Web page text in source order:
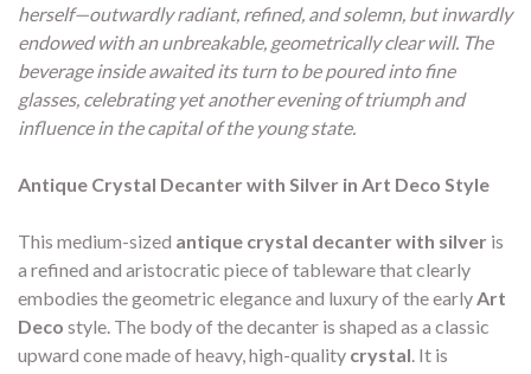
herself—outwardly radiant, refined, and solemn, but inwardly
endowed with an unbreakable, geometrically clear will. The
beverage inside awaited its turn to be poured into fine
glasses, celebrating yet another evening of triumph and
influence in the capital of the young state.
Antique Crystal Decanter with Silver in Art Deco Style
This medium-sized antique crystal decanter with silver is
a refined and aristocratic piece of tableware that clearly
embodies the geometric elegance and luxury of the earlyArt
Deco style. The body of the decanter is shaped as a classic
upward cone made of heavy, high-quality crystal. It is